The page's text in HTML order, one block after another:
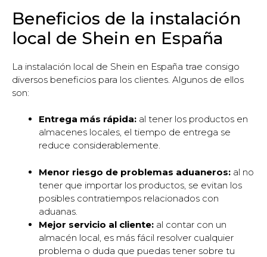
Beneficios de la instalación
local de Shein en España
La instalación local de Shein en España trae consigo
diversos beneficios para los clientes. Algunos de ellos
son:
Entrega más rápida: al tener los productos en
almacenes locales, el tiempo de entrega se
reduce considerablemente.
Menor riesgo de problemas aduaneros: al no
tener que importar los productos, se evitan los
posibles contratiempos relacionados con
aduanas.
Mejor servicio al cliente: al contar con un
almacén local, es más fácil resolver cualquier
problema o duda que puedas tener sobre tu